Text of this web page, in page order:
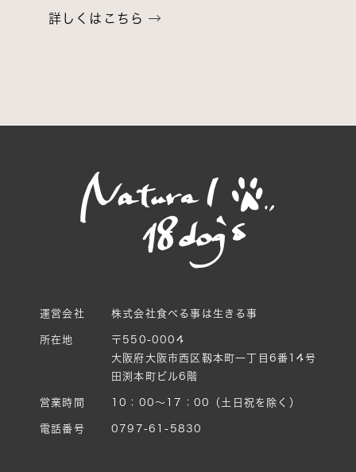
詳しくはこちら
運営会社 株式会社食べる事は生きる事
所在地
〒550-0004
大阪府大阪市西区靱本町一丁目6番14号
田渕本町ビル6階
営業時間 10：00〜17：00（土日祝を除く）
電話番号 0797-61-5830